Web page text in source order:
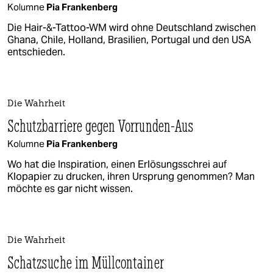
Kolumne Pia Frankenberg
Die Hair-&-Tattoo-WM wird ohne Deutschland zwischen
Ghana, Chile, Holland, Brasilien, Portugal und den USA
entschieden.
Die Wahrheit
Schutzbarriere gegen Vorrunden-Aus
Kolumne Pia Frankenberg
Wo hat die Inspiration, einen Erlösungsschrei auf
Klopapier zu drucken, ihren Ursprung genommen? Man
möchte es gar nicht wissen.
Die Wahrheit
Schatzsuche im Müllcontainer